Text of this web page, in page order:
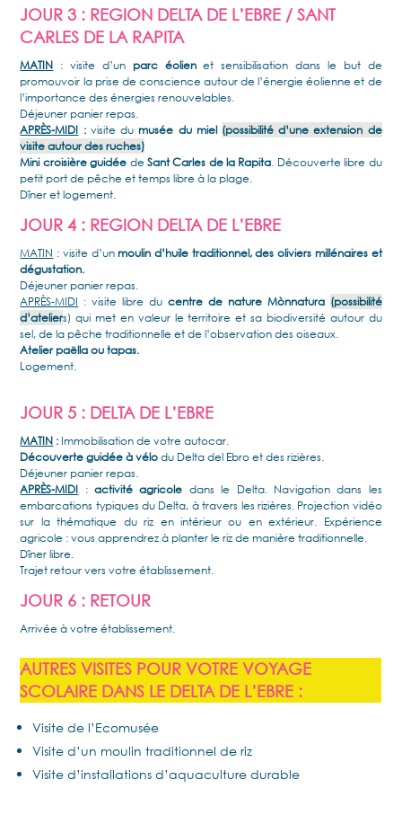
JOUR 3 : REGION DELTA DE L’EBRE / SANT
CARLES DE LA RAPITA
MATIN : visite d’un parc éolienet sensibilisation dans le but de
promouvoir la prise de conscience autour de l’énergie éolienne et de
l’importance des énergies renouvelables.
Déjeuner panier repas.
APRÈS-MIDI :visite dumusée du miel (possibilité d’une extension de
visite autour des ruches)
Mini croisière guidée deSant Carles de la Rapita. Découverte libre du
petit port de pêche et temps libre à la plage.
Dîner et logement.
JOUR 4 : REGION DELTA DE L’EBRE
MATIN : visite d’unmoulin d’huile traditionnel, des oliviers millénaires et
dégustation.
Déjeuner panier repas.
APRÈS-MIDI : visite libre du centre de nature Mònnatura (possibilité
d’ateliers) qui met en valeur le territoire et sa biodiversité autour du
sel, de la pêche traditionnelle et de l’observation des oiseaux.
Atelier paëlla ou tapas.
Logement.
JOUR 5 : DELTA DE L’EBRE
MATIN : Immobilisation de votre autocar.
Découverte guidée à vélodu Delta del Ebro et des rizières.
Déjeuner panier repas.
APRÈS-MIDI :activité agricole dans le Delta. Navigation dans les
embarcations typiques du Delta, à travers les rizières. Projection vidéo
sur la thématique du riz en intérieur ou en extérieur. Expérience
agricole : vous apprendrez à planter le riz de manière traditionnelle.
Dîner libre.
Trajet retour vers votre établissement.
JOUR 6 : RETOUR
Arrivée à votre établissement.
AUTRES VISITES POUR VOTRE VOYAGE
SCOLAIRE DANS LE DELTA DE L’EBRE :
Visite de l’Ecomusée
Visite d’un moulin traditionnel de riz
Visite d’installations d’aquaculture durable